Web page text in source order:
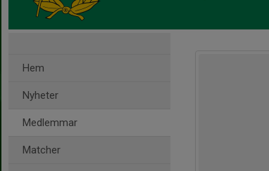
Hem
Nyheter
Medlemmar
Matcher